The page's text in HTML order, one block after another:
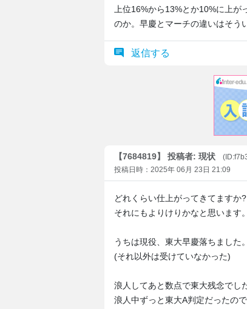
上位16%から13%とか10%に上
のか。早慶とマーチの違いはそう
返信する
【7684819】 投稿者: 現状
投稿日時：2025年 06月 23日 21:09
どれくらい仕上がってきてますか?
それにもよりけりかなと思います。
うちは現役、東大早慶落ちました。
(それ以外は受けていなかった)
浪人してあと数点で東大残念でし
浪人中ずっと東大A判定だったの